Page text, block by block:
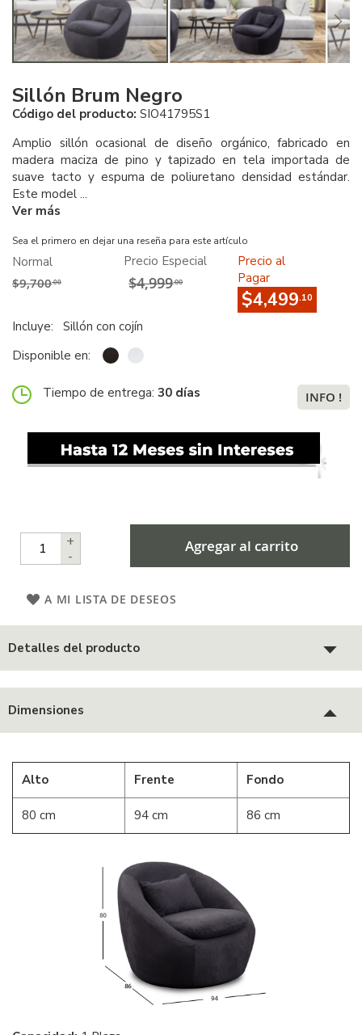
Sillón Brum Negro
Código del producto: SIO41795S1
Amplio sillón ocasional de diseño orgánico, fabricado en
madera maciza de pino y tapizado en tela importada de
suave tacto y espuma de poliuretano densidad estándar.
Este model ...
Ver más
Sea el primero en dejar una reseña para este artículo
Normal
$9,700.00
Precio Especial
$4,999.00
Precio al
Pagar
$4,499.10
Incluye:
Sillón con cojín
Disponible en:
Tiempo de entrega: 30 días INFO !
+
-
Agregar al carrito
A MI LISTA DE DESEOS
Detalles del producto
Dimensiones
Alto Frente Fondo
80 cm 94 cm 86 cm